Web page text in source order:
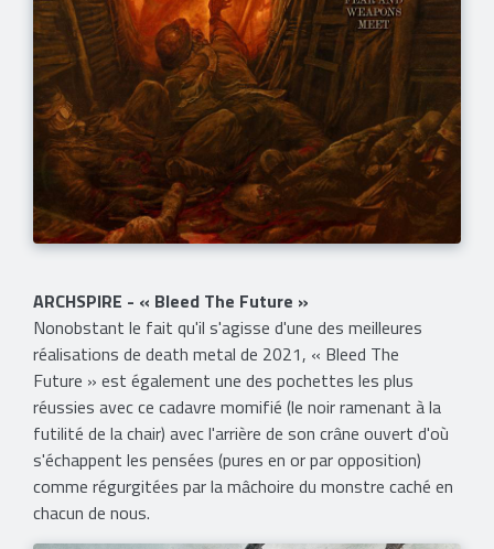
ARCHSPIRE - « Bleed The Future »
Nonobstant le fait qu'il s'agisse d'une des meilleures
réalisations de death metal de 2021, « Bleed The
Future » est également une des pochettes les plus
réussies avec ce cadavre momifié (le noir ramenant à la
futilité de la chair) avec l'arrière de son crâne ouvert d'où
s'échappent les pensées (pures en or par opposition)
comme régurgitées par la mâchoire du monstre caché en
chacun de nous.